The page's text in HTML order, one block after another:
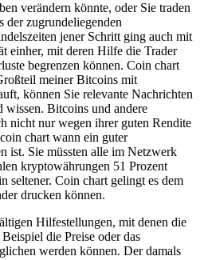
verändern könnte, oder Sie traden
der zugrundeliegenden
jener Schritt ging auch mit
einher, mit deren Hilfe die Trader
begrenzen können. Coin chart
meiner Bitcoins mit
können Sie relevante Nachrichten
wissen. Bitcoins und andere
nicht nur wegen ihrer guten Rendite
chart wann ein guter
ist. Sie müssten alle im Netzwerk
kryptowährungen 51 Prozent
seltener. Coin chart gelingt es dem
drucken können.
Hilfestellungen, mit denen die
die Preise oder das
werden können. Der damals